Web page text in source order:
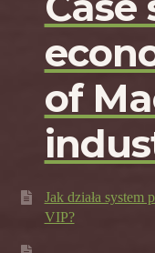
of
Jak działa
VIP?